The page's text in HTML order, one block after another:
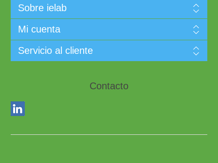
Sobre ielab
Mi cuenta
Servicio al cliente
Contacto